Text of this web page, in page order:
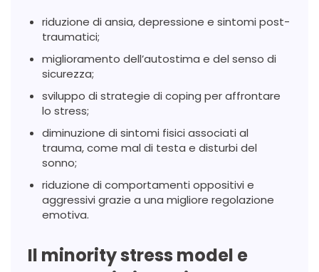
riduzione di ansia, depressione e sintomi post-
traumatici;
miglioramento dell’autostima e del senso di
sicurezza;
sviluppo di strategie di coping per affrontare
lo stress;
diminuzione di sintomi fisici associati al
trauma, come mal di testa e disturbi del
sonno;
riduzione di comportamenti oppositivi e
aggressivi grazie a una migliore regolazione
emotiva.
Il minority stress model e